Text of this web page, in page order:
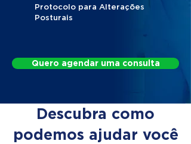
Protocolo para Alterações
Posturais
Quero agendar uma consulta
Descubra como
podemos ajudar você